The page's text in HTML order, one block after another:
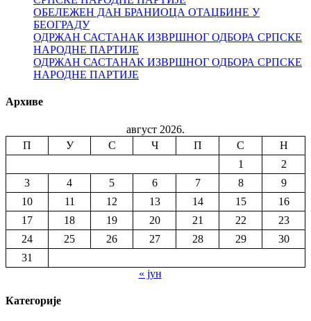
ОБЕЛЕЖЕН ДАН БРАНИОЦА ОТАЏБИНЕ У
БЕОГРАДУ
ОДРЖАН САСТАНАК ИЗВРШНОГ ОДБОРА СРПСКЕ
НАРОДНЕ ПАРТИЈЕ
ОДРЖАН САСТАНАК ИЗВРШНОГ ОДБОРА СРПСКЕ
НАРОДНЕ ПАРТИЈЕ
Архиве
август 2026.
П
У С Ч П С
Н
1
2
3
4 5 6 7 8
9
10
11 12 13 14 15
16
17
18 19 20 21 22
23
24
25 26 27 28 29
30
31
« јун
Категорије